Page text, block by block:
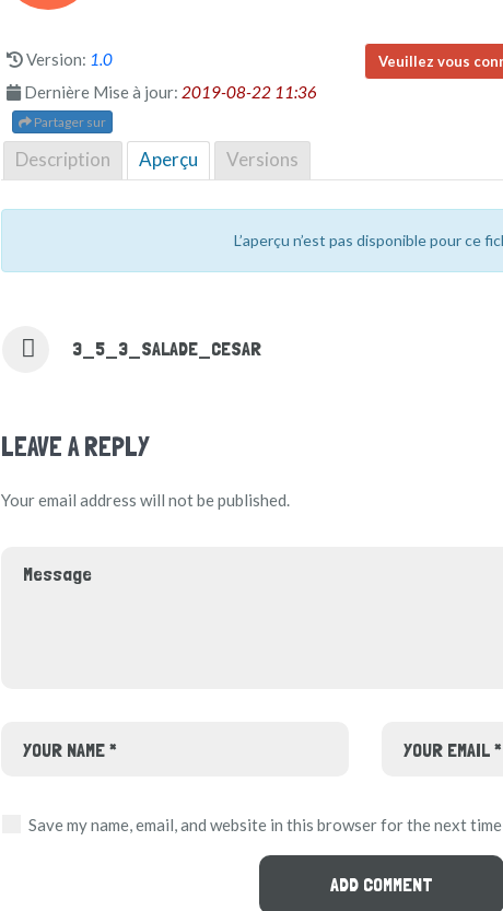
Veuillez vous
Version: 1.0
Dernière Mise à jour: 2019-08-22 11:36
Partager sur
Description Aperçu Versions
L’aperçu n’est pas disponible pour ce
3_5_3_SALADE_CESAR
LEAVE A REPLY
Your email address will not be published.
Save my name, email, and website in this browser for the next